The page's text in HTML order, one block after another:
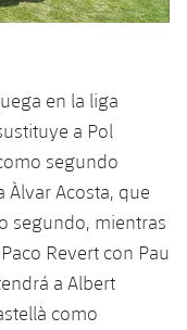
en la liga
a Pol
segundo
Àlvar Acosta, que
segundo, mientras
Revert con Pau
a Albert
como